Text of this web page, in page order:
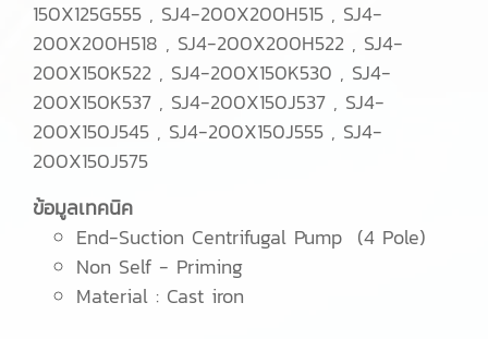
150X125G555 , SJ4-200X200H515 , SJ4-
200X200H518 , SJ4-200X200H522 , SJ4-
200X150K522 , SJ4-200X150K530 , SJ4-
200X150K537 , SJ4-200X150J537 , SJ4-
200X150J545 , SJ4-200X150J555 , SJ4-
200X150J575
ข้อมูลเทคนิค
End-Suction Centrifugal Pump (4 Pole)
Non Self - Priming
Material : Cast iron